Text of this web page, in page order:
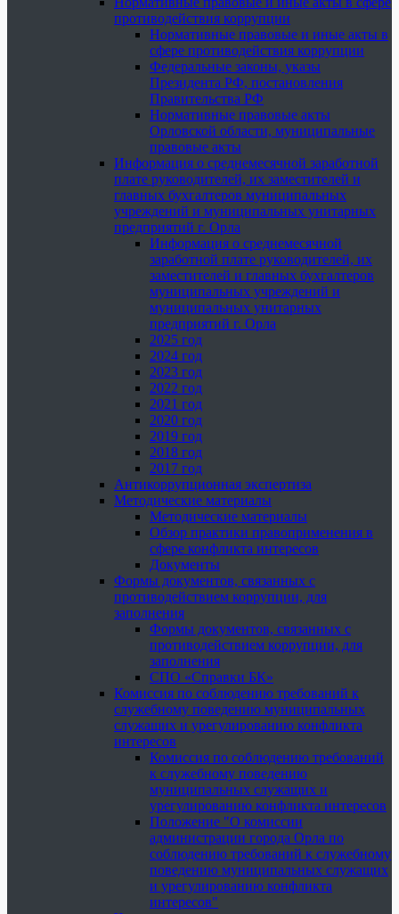
противодействия коррупции
Нормативные правовые и иные акты в
сфере противодействия коррупции
Федеральные законы, указы
Президента РФ, постановления
Правительства РФ
Нормативные правовые акты
Орловской области, муниципальные
правовые акты
Информация о среднемесячной заработной
плате руководителей, их заместителей и
главных бухгалтеров муниципальных
учреждений и муниципальных унитарных
предприятий г. Орла
Информация о среднемесячной
заработной плате руководителей, их
заместителей и главных бухгалтеров
муниципальных учреждений и
муниципальных унитарных
предприятий г. Орла
2025 год
2024 год
2023 год
2022 год
2021 год
2020 год
2019 год
2018 год
2017 год
Антикоррупционная экспертиза
Методические материалы
Методические материалы
Обзор практики правоприменения в
сфере конфликта интересов
Документы
Формы документов, связанных с
противодействием коррупции, для
заполнения
Формы документов, связанных с
противодействием коррупции, для
заполнения
СПО «Справки БК»
Комиссия по соблюдению требований к
служебному поведению муниципальных
служащих и урегулированию конфликта
интересов
Комиссия по соблюдению требований
к служебному поведению
муниципальных служащих и
урегулированию конфликта интересов
Положение "О комиссии
администрации города Орла по
соблюдению требований к служебному
поведению муниципальных служащих
и урегулированию конфликта
интересов"